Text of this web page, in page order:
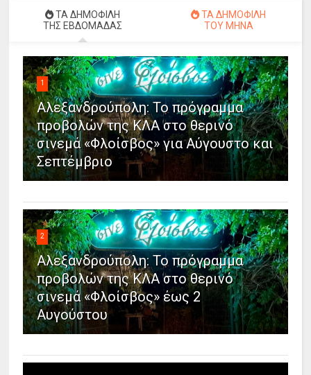
ΤΑ ΔΗΜΟΦΙΛΗ
ΤΗΣ ΕΒΔΟΜΑΔΑΣ
ΤΑ ΔΗΜΟΦΙΛΗ
ΤΟΥ ΜΗΝΑ
1
Αλεξανδρούπολη: Το πρόγραμμα
προβολών της ΚΛΑ στο θερινό
σινεμά «Φλοίσβος» για Αύγουστο και
Σεπτέμβριο
2
Αλεξανδρούπολη: Το πρόγραμμα
προβολών της ΚΛΑ στο θερινό
σινεμά «Φλοίσβος» έως 2
Αυγούστου